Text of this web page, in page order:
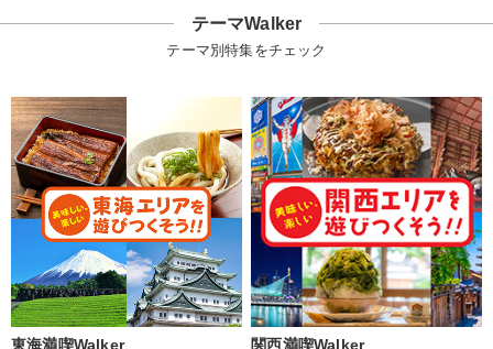
テーマWalker
テーマ別特集をチェック
東海満喫Walker 関西満喫Walker